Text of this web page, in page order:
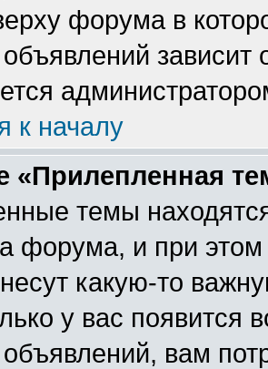
форума в
зависит
к началу
«Прилепленная
темы
форума, и при
какую-то
у вас появится
вам